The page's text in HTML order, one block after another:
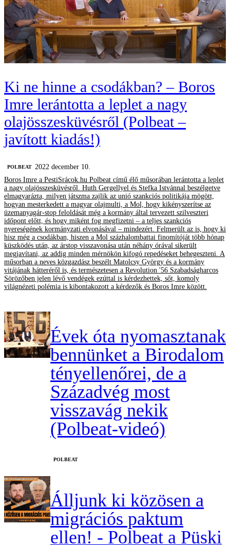
Ki ne hinne a csodákban? – Boros
Imre lerántotta a leplet a nagy
olajösszesküvésről (Polbeat –
javított kiadás!)
‎POLBEAT
2022 december 10.
Boros Imre a PestiSrácok.hu Polbeat című élő műsorában lerántotta a leplet
a nagy olajösszesküvésről. Huth Gergellyel és Stefka Istvánnal beszélgetve
elmagyarázta, milyen játszma zajlik az unió szankciós politikája mögött,
hogyan mesterkedett a magyar olajmulti, a Mol, hogy kikényszerítse az
üzemanyagár-stop feloldását még a kormány által tervezett szilveszteri
időpont előtt, és hogy miként fog megfizetni – a teljes szankciós
nyereségének kormányzati elvonásával – mindezért. Felmerült az is, hogy ki
hisz még a csodákban, hiszen a Mol százhalombattai finomítóját több hónap
küszködés után, az árstop visszavonása után néhány órával sikerült
megjavítani, az addig minden mérnökön kifogó repedéseket behegeszteni. A
műsorban a neves közgazdász beszélt Matolcsy György és a kormány
vitájának hátteréről is, és természetesen a Revolution '56 Szabadságharcos
Sörözőben jelen lévő vendégek ezúttal is kérdezhettek, sőt, komoly
világnézeti polémia is kibontakozott a kérdezők és Boros Imre között.
Évek óta nyomasztanak
bennünket a Birodalom
tényellenőrei, de a
Századvég most
visszavág nekik
(Polbeat-videó)
‎POLBEAT
Álljunk ki közösen a
migrációs paktum
ellen! - Polbeat a Püski